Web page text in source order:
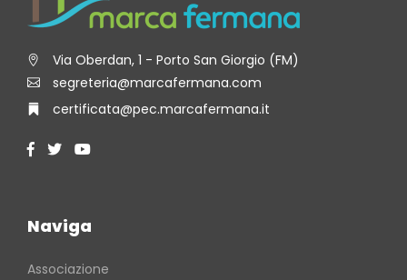
Via Oberdan, 1 - Porto San Giorgio (FM)
segreteria@marcafermana.com
certificata@pec.marcafermana.it
Naviga
Associazione